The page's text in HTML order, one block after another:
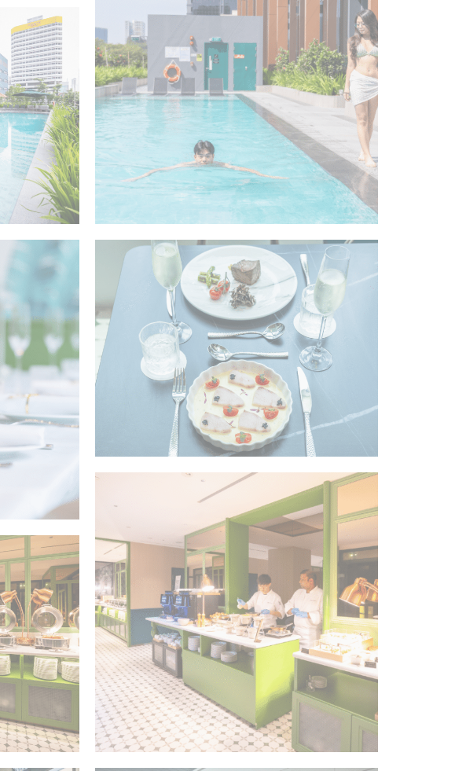
consent on Cookies and
consent on Cookies and
会话
consent on Cookies and
会话
析统计信息，以改进网站
上的行为和习惯，以达到营销目的。
酒店
酒店